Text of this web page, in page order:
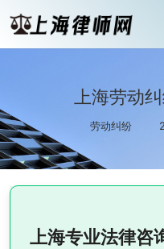
上海劳动
劳动纠纷
上海专业法律咨